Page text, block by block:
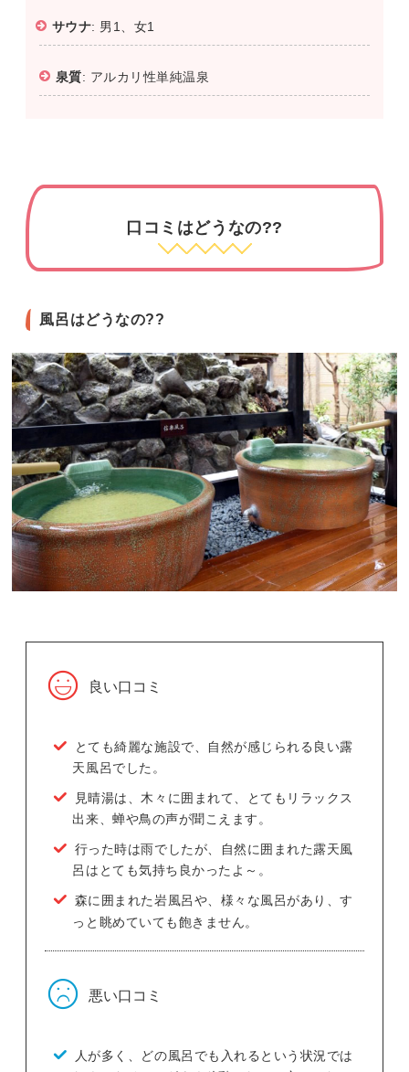
サウナ: 男1、女1
泉質: アルカリ性単純温泉
口コミはどうなの??
風呂はどうなの??
良い口コミ
とても綺麗な施設で、自然が感じられる良い露
天風呂でした。
見晴湯は、木々に囲まれて、とてもリラックス
出来、蝉や鳥の声が聞こえます。
行った時は雨でしたが、自然に囲まれた露天風
呂はとても気持ち良かったよ～。
森に囲まれた岩風呂や、様々な風呂があり、す
っと眺めていても飽きません。
悪い口コミ
人が多く、どの風呂でも入れるという状況では